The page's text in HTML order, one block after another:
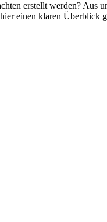
erstellt werden? Aus
einen klaren Überblick